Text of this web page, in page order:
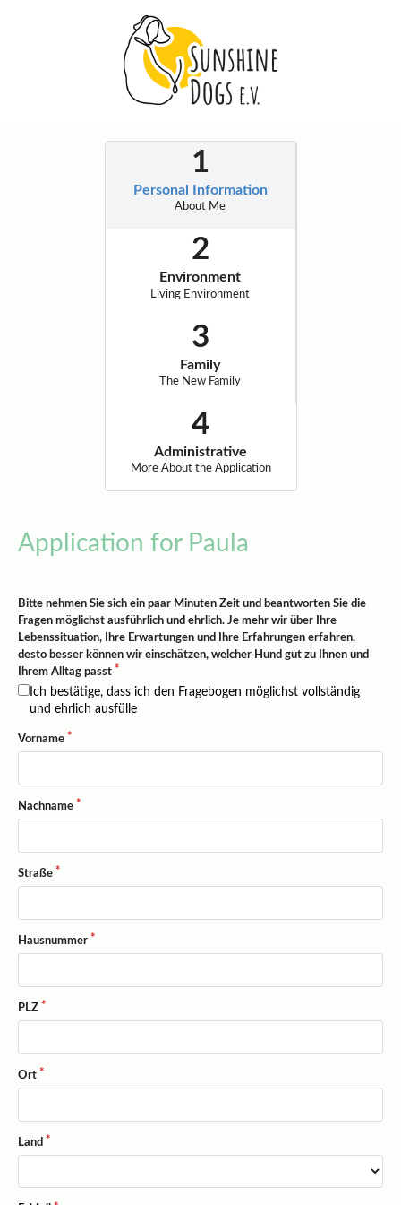
Personal Information
About Me
Environment
Living Environment
Family
The New Family
Administrative
More About the Application
Application for Paula
Bitte nehmen Sie sich ein paar Minuten Zeit und beantworten Sie die
Fragen möglichst ausführlich und ehrlich. Je mehr wir über Ihre
Lebenssituation, Ihre Erwartungen und Ihre Erfahrungen erfahren,
desto besser können wir einschätzen, welcher Hund gut zu Ihnen und
Ihrem Alltag passt
Ich bestätige, dass ich den Fragebogen möglichst vollständig
und ehrlich ausfülle
Vorname
Nachname
Straße
Hausnummer
PLZ
Ort
Land